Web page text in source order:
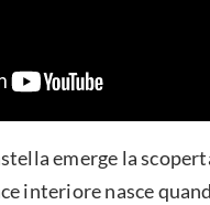
emerge la
interiore nasce